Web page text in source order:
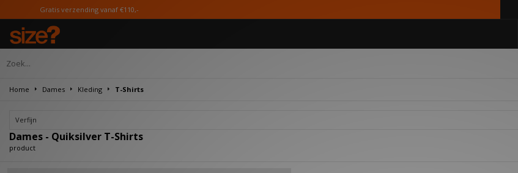
Gratis verzending vanaf €110,-
Home Dames Kleding T-Shirts
Verfijn
Dames - Quiksilver T-Shirts
product